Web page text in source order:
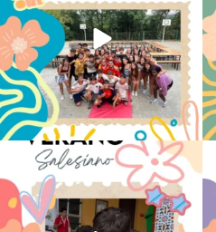
No hay verano sin que sea Salesiano ❤️
💫 en Luz 4
...
0